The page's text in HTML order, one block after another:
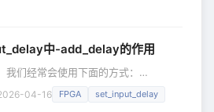
方案开发的挑战
在百度云中下载
软件安装之前，
从Xilinx官网上
所示： 接下
中-add_delay的作用
们经常会使用下面的方式：
clk -min 2 [get_ports data_in]
clk -max 4 [get_ports data_in] 但
04-16 FPGA set_input_delay